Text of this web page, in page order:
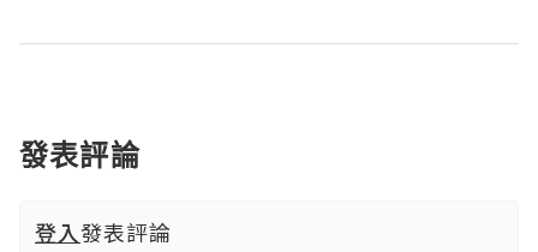
發表評論
登入發表評論